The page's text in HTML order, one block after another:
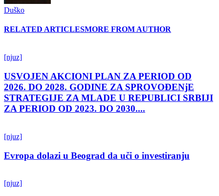
Duško
RELATED ARTICLESMORE FROM AUTHOR
[njuz]
USVOJEN AKCIONI PLAN ZA PERIOD OD
2026. DO 2028. GODINE ZA SPROVOĐENjE
STRATEGIJE ZA MLADE U REPUBLICI SRBIJI
ZA PERIOD OD 2023. DO 2030....
[njuz]
Evropa dolazi u Beograd da uči o investiranju
[njuz]